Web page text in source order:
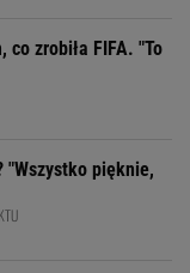
zrobiła FIFA. "To
"Wszystko pięknie,